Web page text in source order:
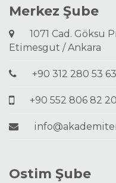
Merkez Şube
1071 Cad. Göksu
Etimesgut / Ankara
+90 312 280 53 63
+90 552 806 82 20
Ostim Şube